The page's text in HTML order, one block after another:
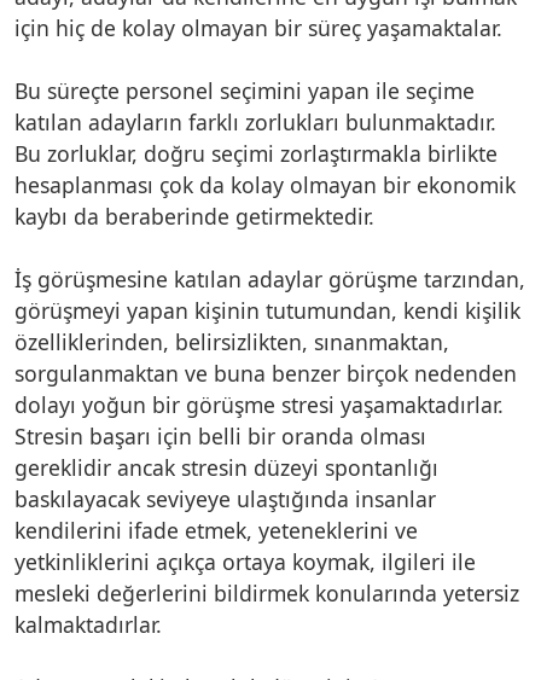
için hiç de kolay olmayan bir süreç yaşamaktalar.
Bu süreçte personel seçimini yapan ile seçime
katılan adayların farklı zorlukları bulunmaktadır.
Bu zorluklar, doğru seçimi zorlaştırmakla birlikte
hesaplanması çok da kolay olmayan bir ekonomik
kaybı da beraberinde getirmektedir.
İş görüşmesine katılan adaylar görüşme tarzından,
görüşmeyi yapan kişinin tutumundan, kendi kişilik
özelliklerinden, belirsizlikten, sınanmaktan,
sorgulanmaktan ve buna benzer birçok nedenden
dolayı yoğun bir görüşme stresi yaşamaktadırlar.
Stresin başarı için belli bir oranda olması
gereklidir ancak stresin düzeyi spontanlığı
baskılayacak seviyeye ulaştığında insanlar
kendilerini ifade etmek, yeteneklerini ve
yetkinliklerini açıkça ortaya koymak, ilgileri ile
mesleki değerlerini bildirmek konularında yetersiz
kalmaktadırlar.